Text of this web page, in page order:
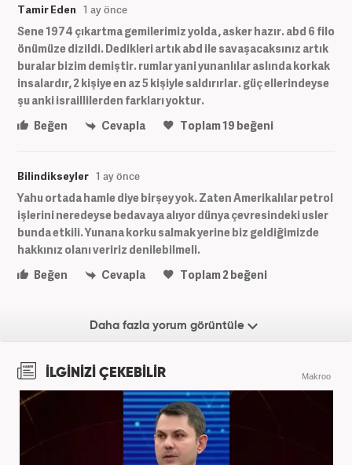
Tamir Eden 1 ay önce
Sene 1974 çıkartma gemilerimiz yolda , asker hazır. abd 6 filo
önümüze dizildi. Dedikleri artık abd ile savaşacaksınız artık
buralar bizim demiştir. rumlar yani yunanlılar aslında korkak
insalardır, 2 kişiye en az 5 kişiyle saldırırlar. güç ellerindeyse
şu anki israillilerden farkları yoktur.
Beğen
Cevapla Toplam19 beğeni
Bilindikseyler 1 ay önce
Yahu ortada hamle diye birşey yok. Zaten Amerikalılar petrol
işlerini neredeyse bedavaya alıyor dünya çevresindeki usler
bunda etkili. Yunana korku salmak yerine biz geldiğimizde
hakkınız olanı veririz denilebilmeli.
Beğen
Cevapla Toplam2beğeni
Daha fazla yorum görüntüle
İLGİNİZİ ÇEKEBİLİR Makroo